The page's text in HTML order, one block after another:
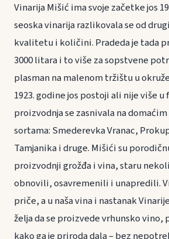
Vinarija Mišić ima svoje začetke jos
seoska vinarija razlikovala se od
kvalitetu i količini. Pradeda je tada
3000 litara i to više za sopstvene
plasman na malenom tržištu u
1923. godine jos postoji ali nije više u
proizvodnja se zasnivala na
sortama: Smederevka Vranac,
Tamjanika i druge. Mišići su
proizvodnji grožđa i vina, staru
obnovili, osavremenili i unapredili.
priče, a u naša vina i nastanak
želja da se proizvede vrhunsko vino,